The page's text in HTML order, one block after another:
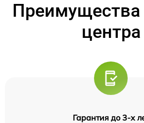
Преимущества
центра
Гарантия до 3-х